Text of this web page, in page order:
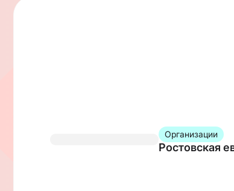
Организации
Ростовская